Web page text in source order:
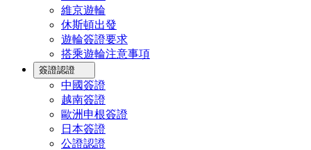
維京遊輪
休斯頓出發
遊輪簽證要求
搭乘遊輪注意事項
簽證認證
中國簽證
越南簽證
歐洲申根簽證
日本簽證
公證認證